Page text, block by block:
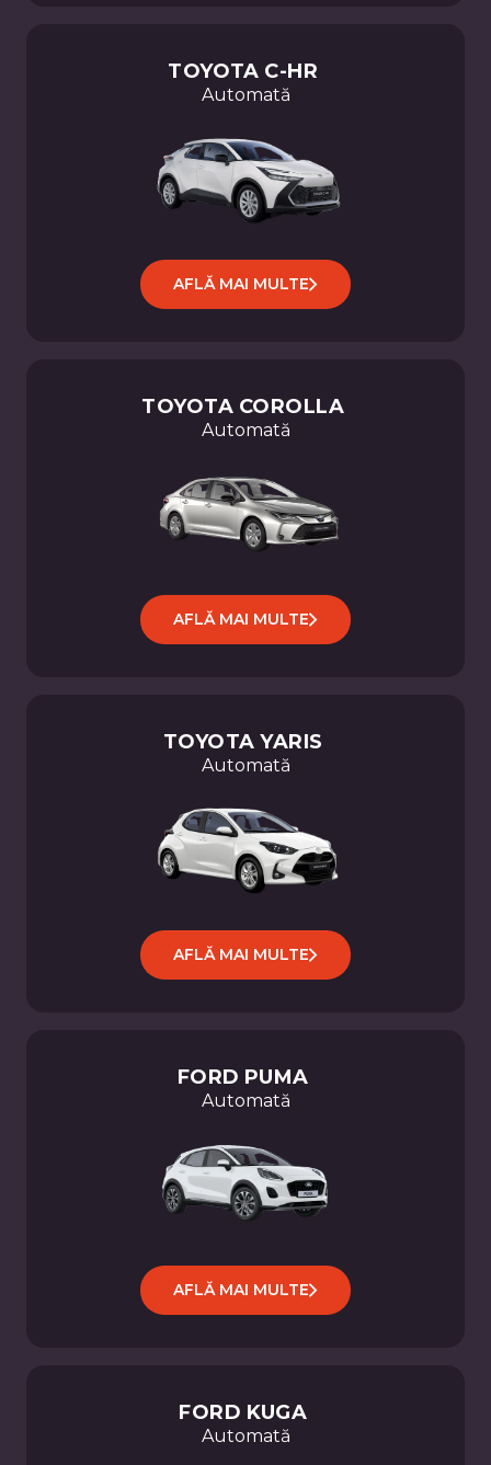
TOYOTA C-HR
Automată
AFLĂ MAI MULTE
TOYOTA COROLLA
Automată
AFLĂ MAI MULTE
TOYOTA YARIS
Automată
AFLĂ MAI MULTE
FORD PUMA
Automată
AFLĂ MAI MULTE
FORD KUGA
Automată